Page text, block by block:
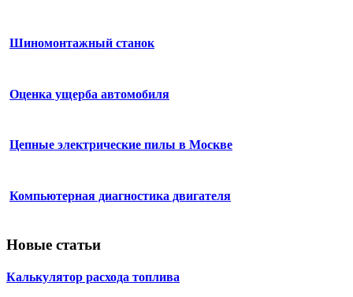
Шиномонтажный станок
Оценка ущерба автомобиля
Цепные электрические пилы в Москве
Компьютерная диагностика двигателя
Новые статьи
Калькулятор расхода топлива